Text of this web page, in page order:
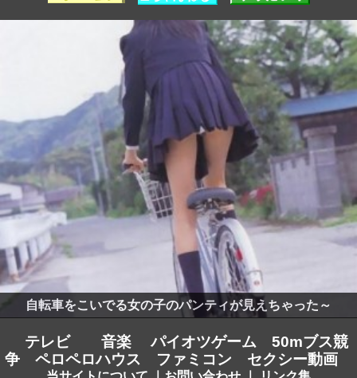
自転車をこいでる女の子のパンティが見えちゃった～
テレビ 音楽 パイオツゲーム
50mブス競
争
ペロペロハウス ファミコン セクシー動画